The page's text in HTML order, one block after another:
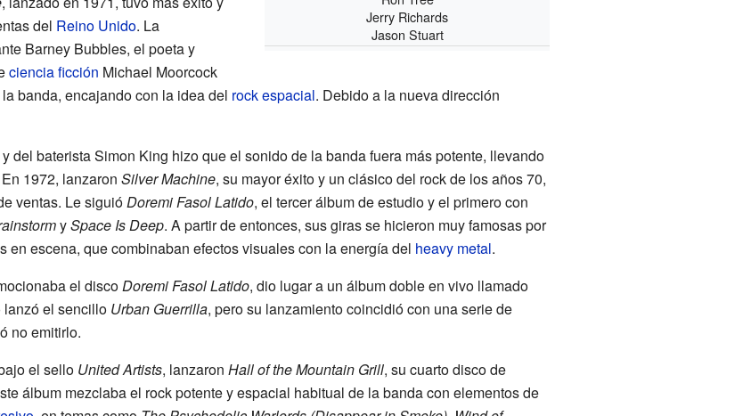
Jerry Richards
Jason Stuart
del Reino Unido. La
Barney Bubbles, el poeta y
ciencia ficción Michael Moorcock
banda, encajando con la idea del rock espacial. Debido a la nueva dirección
del baterista Simon King hizo que el sonido de la banda fuera más potente, llevando
1972, lanzaron Silver Machine, su mayor éxito y un clásico del rock de los años 70,
ventas. Le siguióDoremi Fasol Latido, el tercer álbum de estudio y el primero con
ySpace Is Deep. A partir de entonces, sus giras se hicieron muy famosas por
en escena, que combinaban efectos visuales con la energía del heavy metal.
el discoDoremi Fasol Latido, dio lugar a un álbum doble en vivo llamado
lanzó el sencillo Urban Guerrilla, pero su lanzamiento coincidió con una serie de
no emitirlo.
el sello United Artists, lanzaron Hall of the Mountain Grill, su cuarto disco de
álbum mezclaba el rock potente y espacial habitual de la banda con elementos de